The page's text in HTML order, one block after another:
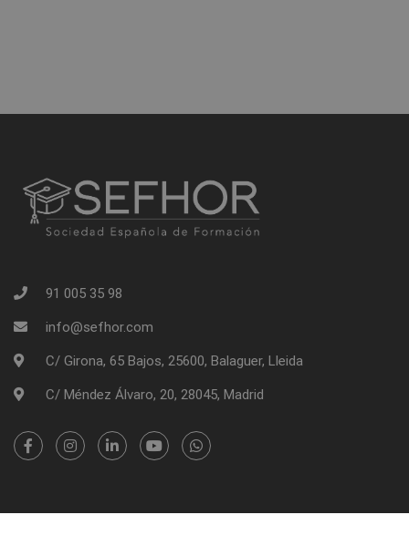
91 005 35 98
info@sefhor.com
C/ Girona, 65 Bajos, 25600, Balaguer, Lleida
C/ Méndez Álvaro, 20, 28045, Madrid